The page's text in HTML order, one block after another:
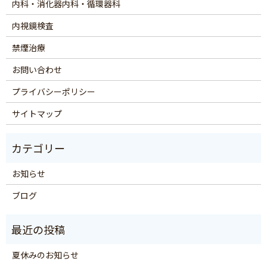
内科・消化器内科・循環器科
内視鏡検査
禁煙治療
お問い合わせ
プライバシーポリシー
サイトマップ
お知らせ
ブログ
夏休みのお知らせ